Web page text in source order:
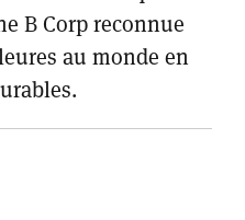
B Corp reconnue
au monde en